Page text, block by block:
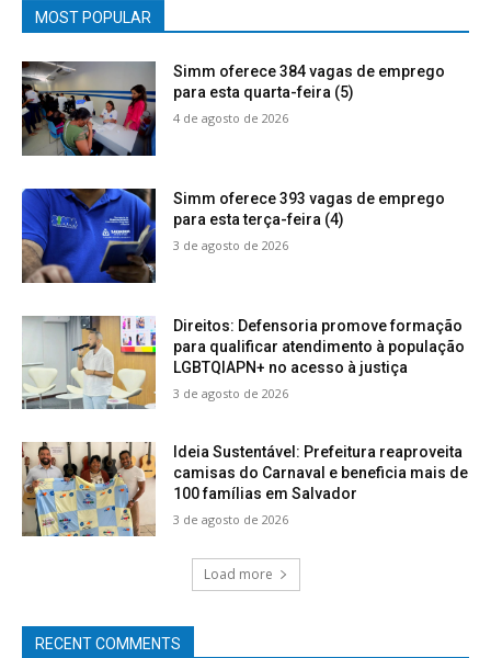
MOST POPULAR
Simm oferece 384 vagas de emprego
para esta quarta-feira (5)
4 de agosto de 2026
Simm oferece 393 vagas de emprego
para esta terça-feira (4)
3 de agosto de 2026
Direitos: Defensoria promove formação
para qualificar atendimento à população
LGBTQIAPN+ no acesso à justiça
3 de agosto de 2026
Ideia Sustentável: Prefeitura reaproveita
camisas do Carnaval e beneficia mais de
100 famílias em Salvador
3 de agosto de 2026
Load more
RECENT COMMENTS